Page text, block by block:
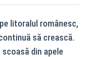
litoralul românesc,
să crească.
din apele